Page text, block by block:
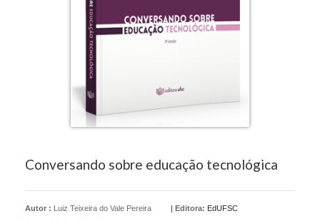
Conversando sobre educação tecnológica
Autor : Luiz Teixeira do Vale Pereira | Editora: EdUFSC